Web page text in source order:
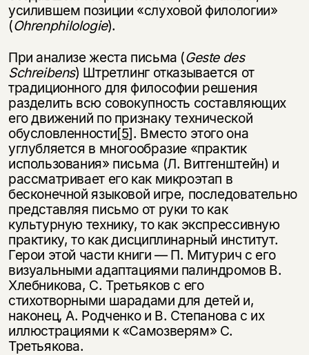
усилившем позиции «слуховой филологии»
(Ohrenphilologie).
При анализе жеста письма (Geste des
Schreibens) Штретлинг отказывается от
традиционного для философии решения
разделить всю совокупность составляющих
его движений по признаку технической
обусловленности[5]. Вместо этого она
углубляется в многообразие «практик
использования» письма (Л. Витгенштейн) и
рассматривает его как микроэтап в
бесконечной языковой игре, последовательно
представляя письмо от руки то как
культурную технику, то как экспрессивную
практику, то как дисциплинарный институт.
Герои этой части книги — П. Митурич с его
визуальными адаптациями палиндромов В.
Хлебникова, С. Третьяков с его
стихотворными шарадами для детей и,
наконец, А. Родченко и В. Степанова с их
иллюстрациями к «Самозверям» С.
Третьякова.